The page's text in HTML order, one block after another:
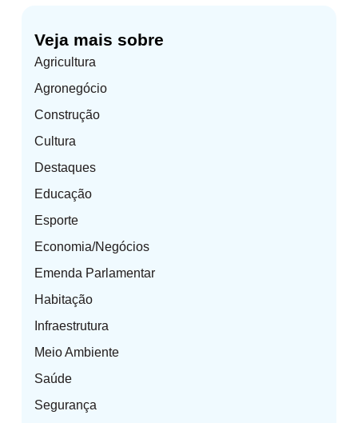
Veja mais sobre
Agricultura
Agronegócio
Construção
Cultura
Destaques
Educação
Esporte
Economia/Negócios
Emenda Parlamentar
Habitação
Infraestrutura
Meio Ambiente
Saúde
Segurança